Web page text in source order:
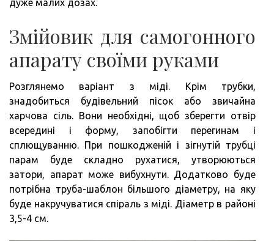
дуже малих дозах.
Змійовик для самогонного
апарату своїми руками
Розглянемо варіант з міді. Крім трубки,
знадобиться будівельний пісок або звичайна
харчова сіль. Вони необхідні, щоб зберегти отвір
всередині і форму, запобігти перегинам і
сплющуванню. При пошкодженій і зігнутій трубці
парам буде складно рухатися, утворюються
затори, апарат може вибухнути. Додатково буде
потрібна труба-шаблон більшого діаметру, на яку
буде накручуватися спіраль з міді. Діаметр в районі
3,5-4 см.